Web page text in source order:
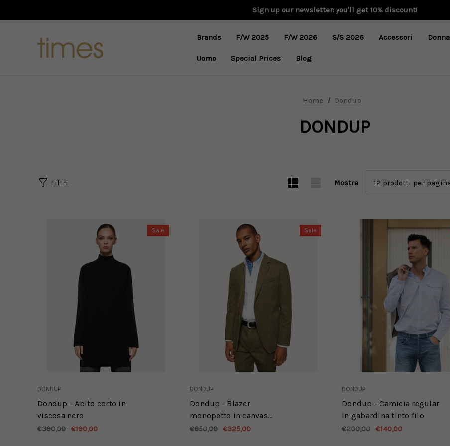
Sign up our newsletter: you'll get 10% discount!
Brands F/W 2025 F/W 2026 S/S 2026 Accessori Donna
Uomo Special Prices Blog
Home Dondup
DONDUP
Filtri Mostra
Sale
DONDUP
Dondup - Abito corto in
viscosa nero
€390,00 €190,00
Sale
DONDUP
Dondup - Blazer
monopetto in canvas
delavé verde
€650,00 €325,00
DONDUP
Dondup - Camicia regular
in gabardina tinto filo
€200,00 €140,00